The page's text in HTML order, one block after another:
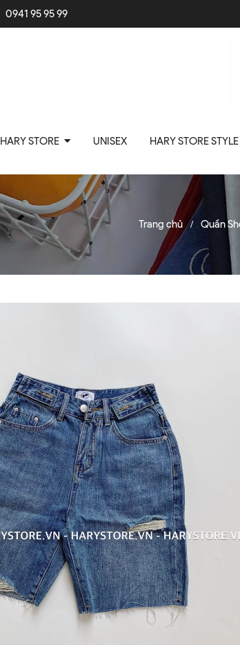
0941 95 95 99
HARY STORE UNISEX HARY STORE STYLE
Trang chủ / Quần